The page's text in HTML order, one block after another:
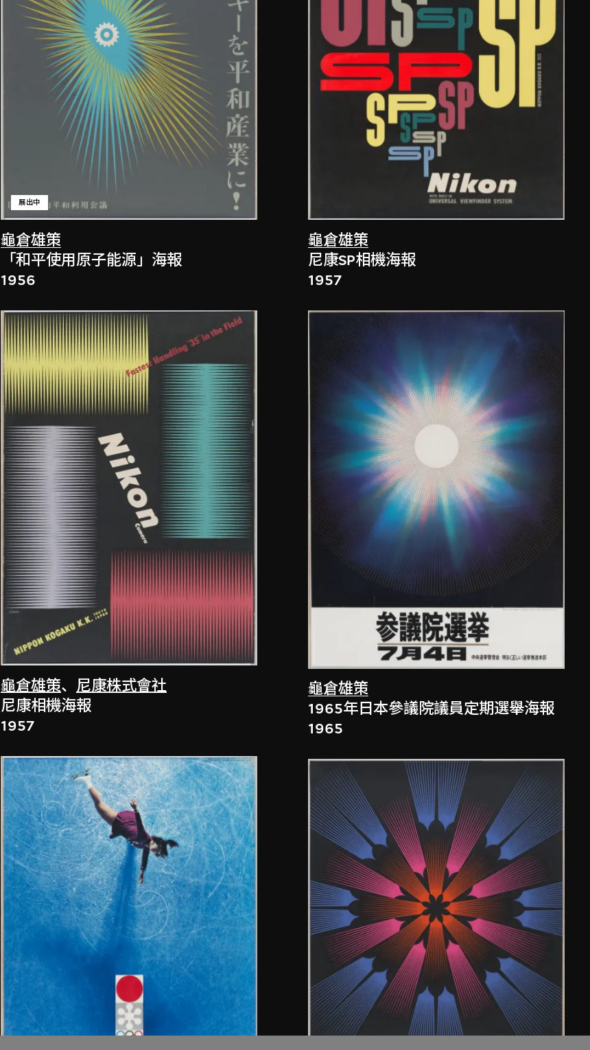
龜倉雄策
展出中
「和平使用原子能源」海報
1956
龜倉雄策、 尼康株式會社
尼康相機海報
1957
龜倉雄策
尼康SP相機海報
1957
龜倉雄策
1965年日本參議院議員定期選舉海報
1965